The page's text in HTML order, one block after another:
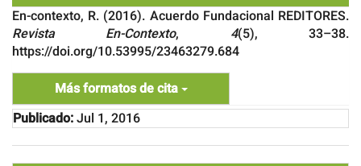
En-contexto, R. (2016). Acuerdo Fundacional REDITORES.
Revista En-Contexto, 4(5), 33–38.
https://doi.org/10.53995/23463279.684
Más formatos de cita
Publicado:Jul 1, 2016